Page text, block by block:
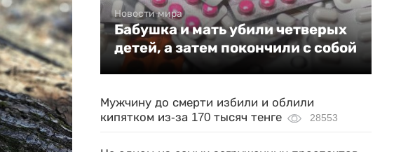
Новости мира
Бабушка и мать убили четверых
детей, а затем покончили с собой
Мужчину до смерти избили и облили
кипятком из-за 170 тысяч тенге
28553